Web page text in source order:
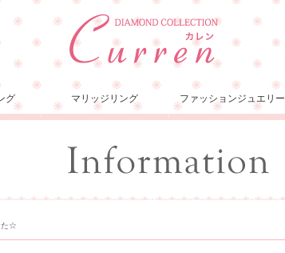
グ マリッジリング ファッションジュエリー
た☆